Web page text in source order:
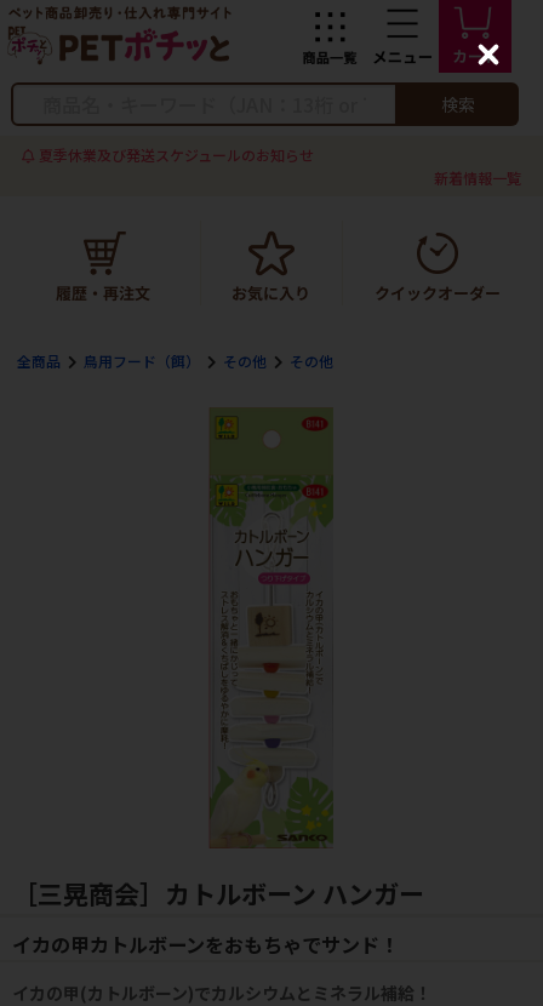
検索
夏季休業及び発送スケジュールのお知らせ
新着情報一覧
全商品 鳥用フード（餌） その他 その他
［三晃商会］カトルボーン ハンガー
イカの甲カトルボーンをおもちゃでサンド！
イカの甲(カトルボーン)でカルシウムとミネラル補給！
C
l
s